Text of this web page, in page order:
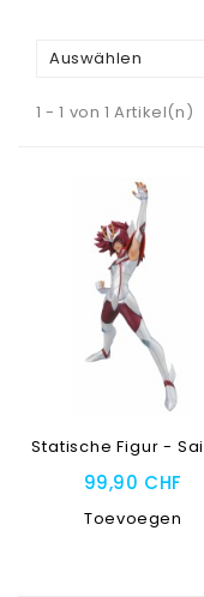
Auswählen
1 - 1 von 1 Artikel(n)
Statische Figur -
99,90 CHF
Toevoegen